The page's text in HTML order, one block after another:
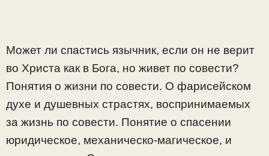
Может ли спастись язычник, если он не верит
во Христа как в Бога, но живет по совести?
Понятия о жизни по совести. О фарисейском
духе и душевных страстях, воспринимаемых
за жизнь по совести. Понятие о спасении
юридическое, механическо-магическое, и